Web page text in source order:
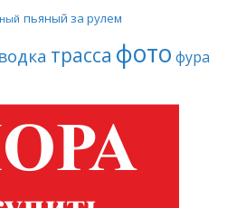
пьяный за рулем
трасса фото фура